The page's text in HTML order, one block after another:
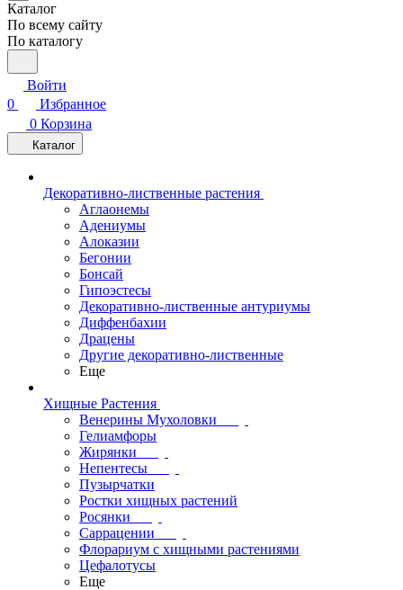
Каталог
По всему сайту
По каталогу
Войти
0
Избранное
0 Корзина
Каталог
Декоративно-лиственные растения
Аглаонемы
Адениумы
Алоказии
Бегонии
Бонсай
Гипоэстесы
Декоративно-лиственные антуриумы
Диффенбахии
Драцены
Другие декоративно-лиственные
Еще
Хищные Растения
Венерины Мухоловки
Гелиамфоры
Жирянки
Непентесы
Пузырчатки
Ростки хищных растений
Росянки
Саррацении
Флорариум с хищными растениями
Цефалотусы
Еще